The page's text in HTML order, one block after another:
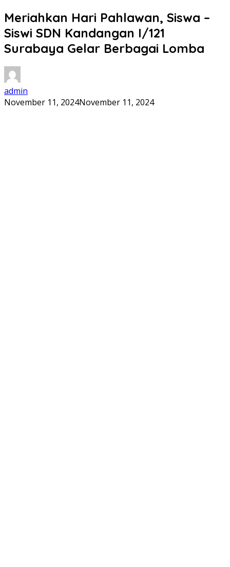
Meriahkan Hari Pahlawan, Siswa –
Siswi SDN Kandangan I/121
Surabaya Gelar Berbagai Lomba
admin
November 11, 2024November 11, 2024